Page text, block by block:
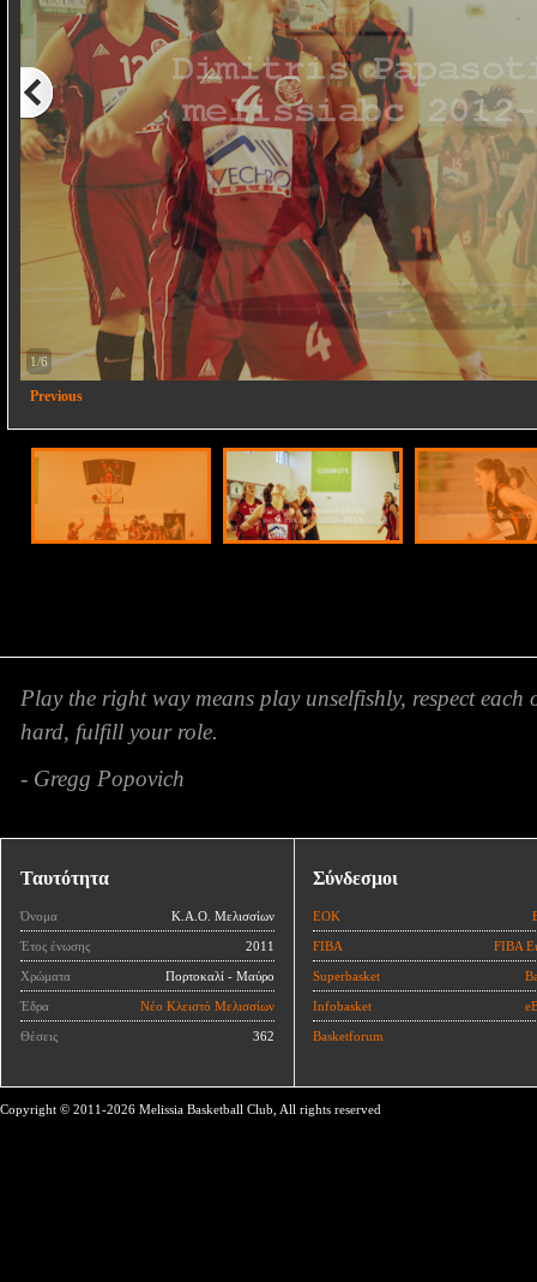
2/6
Previous
Play the right way means play unselfishly, respect each
hard, fulfill your role.
- Gregg Popovich
Ταυτότητα
Όνομα Κ.Α.Ο. Μελισσίων
Έτος ένωσης 2011
Χρώματα Πορτοκαλί - Μαύρο
Έδρα Νέο Κλειστό Μελισσίων
Θέσεις 362
Σύνδεσμοι
ΕΟΚ
FIBA FIBA
Superbasket
Infobasket
Basketforum
Copyright © 2011-2026 Melissia Basketball Club, All rights reserved